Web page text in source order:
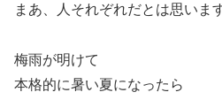
まあ、人それぞれだとは思いま
梅雨が明けて
本格的に暑い夏になったら